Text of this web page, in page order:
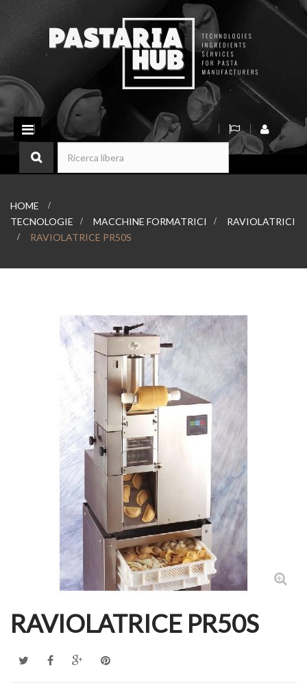
Navigazione
Toggle
HOME
>
TECNOLOGIE
> MACCHINE FORMATRICI >
RAVIOLATRICI
>
RAVIOLATRICE PR50S
RAVIOLATRICE PR50S